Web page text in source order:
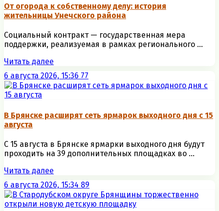
От огорода к собственному делу: история
жительницы Унечского района
Социальный контракт — государственная мера
поддержки, реализуемая в рамках регионального ...
Читать далее
6 августа 2026, 15:36 77
В Брянске расширят сеть ярмарок выходного дня с 15
августа
С 15 августа в Брянске ярмарки выходного дня будут
проходить на 39 дополнительных площадках во ...
Читать далее
6 августа 2026, 15:34 89